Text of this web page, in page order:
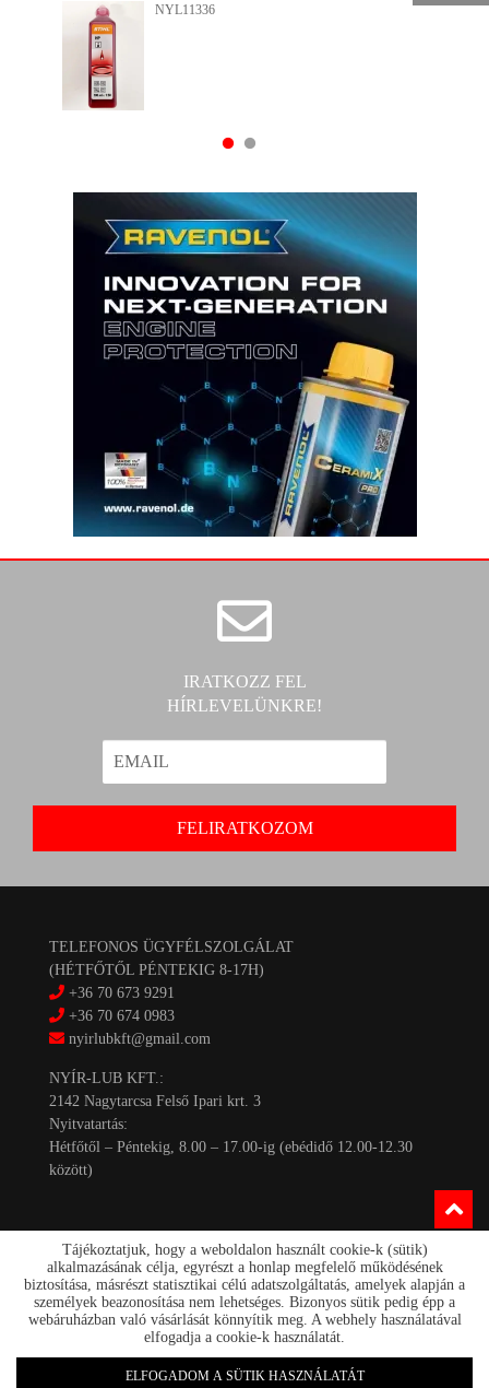
NYL15713
IRATKOZZ FEL
HÍRLEVELÜNKRE!
TELEFONOS ÜGYFÉLSZOLGÁLAT
(HÉTFŐTŐL PÉNTEKIG 8-17H)
+36 70 673 9291
+36 70 674 0983
nyirlubkft@gmail.com
NYÍR-LUB KFT.:
2142 Nagytarcsa Felső Ipari krt. 3
Nyitvatartás:
Hétfőtől – Péntekig, 8.00 – 17.00-ig (ebédidő 12.00-12.30
között)
Kapcsolat
Akciók
Rólunk
Tájékoztatjuk, hogy a weboldalon használt cookie-k (sütik)
alkalmazásának célja, egyrészt a honlap megfelelő működésének
biztosítása, másrészt statisztikai célú adatszolgáltatás, amelyek alapján a
személyek beazonosítása nem lehetséges. Bizonyos sütik pedig épp a
webáruházban való vásárlását könnyítik meg. A webhely használatával
elfogadja a cookie-k használatát.
ELFOGADOM A SÜTIK HASZNÁLATÁT